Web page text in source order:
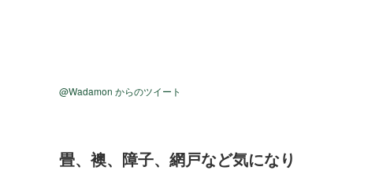
@Wadamon からのツイート
畳、襖、障子、網戸など気になり